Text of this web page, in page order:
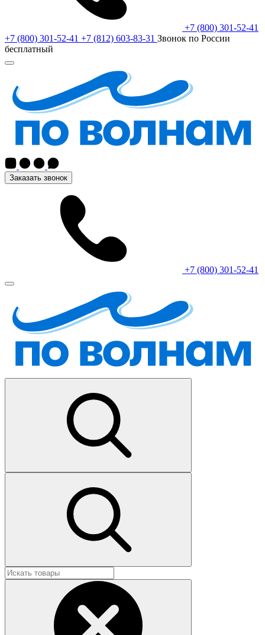
+7 (800) 301-52-41
+7 (800) 301-52-41 +7 (812) 603-83-31 Звонок по России
бесплатный
Заказать звонок
+7 (800) 301-52-41